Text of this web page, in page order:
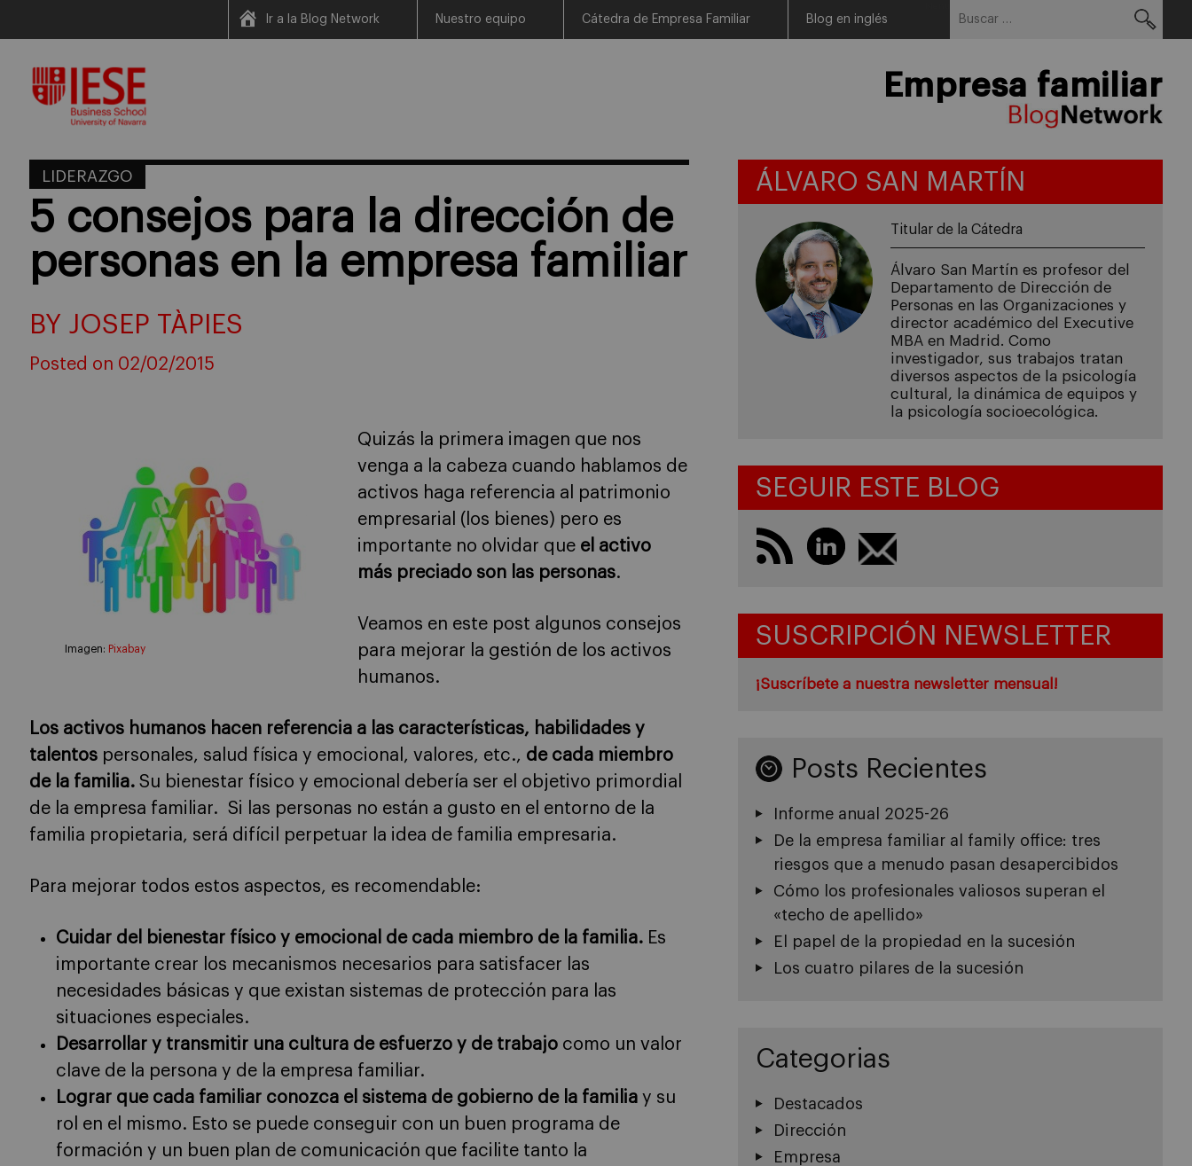
content
Ir a la Blog Network Nuestro equipo Cátedra de Empresa Familiar Blog en inglés
Empresa familiar
LIDERAZGO
5 consejos para la dirección de
personas en la empresa familiar
BY JOSEP TÀPIES
Posted on 02/02/2015
Imagen: Pixabay
Quizás la primera imagen que nos
venga a la cabeza cuando hablamos de
activos haga referencia al patrimonio
empresarial (los bienes) pero es
importante no olvidar que el activo
más preciado son las personas.
Veamos en este post algunos consejos
para mejorar la gestión de los activos
humanos.
Los activos humanos hacen referencia a las características, habilidades y
talentos personales, salud física y emocional, valores, etc., de cada miembro
de la familia. Su bienestar físico y emocional debería ser el objetivo primordial
de la empresa familiar. Si las personas no están a gusto en el entorno de la
familia propietaria, será difícil perpetuar la idea de familia empresaria.
Para mejorar todos estos aspectos, es recomendable:
Cuidar del bienestar físico y emocional de cada miembro de la familia. Es
importante crear los mecanismos necesarios para satisfacer las
necesidades básicas y que existan sistemas de protección para las
situaciones especiales.
Desarrollar y transmitir una cultura de esfuerzo y de trabajo como un valor
clave de la persona y de la empresa familiar.
Lograr que cada familiar conozca el sistema de gobierno de la familia y su
rol en el mismo. Esto se puede conseguir con un buen programa de
formación y un buen plan de comunicación que facilite tanto la
ÁLVARO SAN MARTÍN
Titular de la Cátedra
Álvaro San Martín es profesor del
Departamento de Dirección de
Personas en las Organizaciones y
director académico del Executive
MBA en Madrid. Como
investigador, sus trabajos tratan
diversos aspectos de la psicología
cultural, la dinámica de equipos y
la psicología socioecológica.
SEGUIR ESTE BLOG
SUSCRIPCIÓN NEWSLETTER
¡Suscríbete a nuestra newsletter mensual!
Posts Recientes
Informe anual 2025-26
De la empresa familiar al family office: tres
riesgos que a menudo pasan desapercibidos
Cómo los profesionales valiosos superan el
«techo de apellido»
El papel de la propiedad en la sucesión
Los cuatro pilares de la sucesión
Categorias
Destacados
Dirección
Empresa